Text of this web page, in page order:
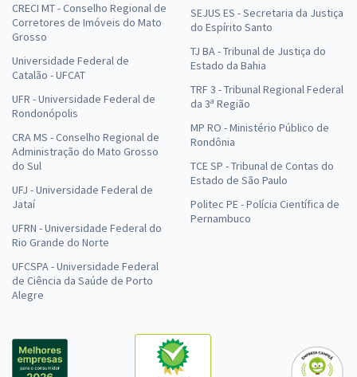
CRECI MT - Conselho Regional de
Corretores de Imóveis do Mato
Grosso
Universidade Federal de
Catalão - UFCAT
UFR - Universidade Federal de
Rondonópolis
CRA MS - Conselho Regional de
Administração do Mato Grosso
do Sul
UFJ - Universidade Federal de
Jataí
UFRN - Universidade Federal do
Rio Grande do Norte
UFCSPA - Universidade Federal
de Ciência da Saúde de Porto
Alegre
SEJUS ES - Secretaria da Justiça
do Espírito Santo
TJ BA - Tribunal de Justiça do
Estado da Bahia
TRF 3 - Tribunal Regional Federal
da 3ª Região
MP RO - Ministério Público de
Rondônia
TCE SP - Tribunal de Contas do
Estado de São Paulo
Politec PE - Polícia Científica de
Pernambuco